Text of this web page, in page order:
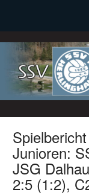
SSV
Junioren:
JSG
2:5 (1:2),